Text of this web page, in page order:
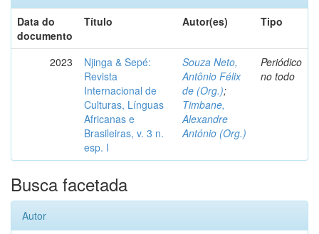
Data do
documento
Título Autor(es) Tipo
2023
Njinga & Sepé:
Revista
Internacional de
Culturas, Línguas
Africanas e
Brasileiras, v. 3 n.
esp. I
Souza Neto,
Antônio Félix
de (Org.);
Timbane,
Alexandre
António (Org.)
Periódico
no todo
Busca facetada
Autor